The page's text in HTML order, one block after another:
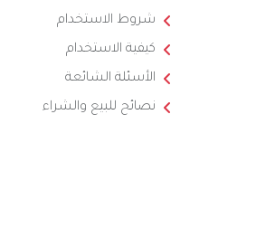
شروط الاستخدام
كيفية الاستخدام
الأسئلة الشائعة
نصائح للبيع والشراء